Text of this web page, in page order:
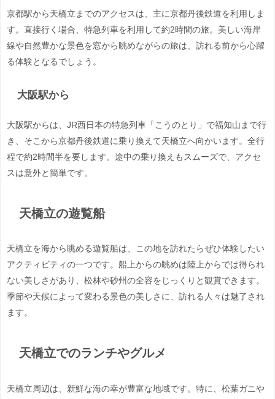
京都駅から天橋立までのアクセスは、主に京都丹後鉄道を利用しま
す。直接行く場合、特急列車を利用して約2時間の旅。美しい海岸
線や自然豊かな景色を窓から眺めながらの旅は、訪れる前から心躍
る体験となるでしょう。
大阪駅から
大阪駅からは、JR西日本の特急列車「こうのとり」で福知山まで行
き、そこから京都丹後鉄道に乗り換えて天橋立へ向かいます。全行
程で約2時間半を要します。途中の乗り換えもスムーズで、アクセ
スは意外と簡単です。
天橋立の遊覧船
天橋立を海から眺める遊覧船は、この地を訪れたらぜひ体験したい
アクティビティの一つです。船上からの眺めは陸上からでは得られ
ない美しさがあり、松林や砂州の全容をじっくりと観賞できます。
季節や天候によって変わる景色の美しさに、訪れる人々は魅了され
ます。
天橋立でのランチやグルメ
天橋立周辺は、新鮮な海の幸が豊富な地域です。特に、松葉ガニや